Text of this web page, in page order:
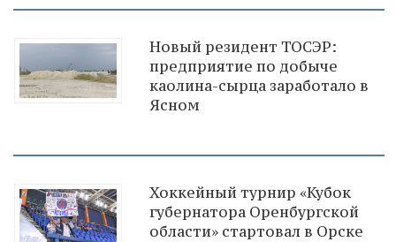
Новый резидент ТОСЭР:
предприятие по добыче
каолина-сырца заработало в
Ясном
Хоккейный турнир «Кубок
губернатора Оренбургской
области» стартовал в Орске